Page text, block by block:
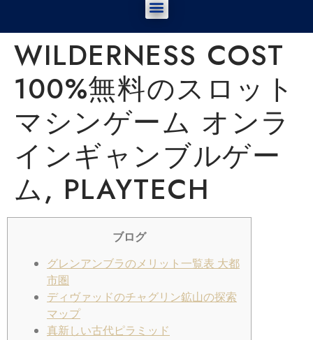
WILDERNESS COST
100%無料のスロット
マシンゲーム オンラ
インギャンブルゲー
ム, PLAYTECH
ブログ
グレンアンブラのメリット一覧表 大都
市圏
ディヴァッドのチャグリン鉱山の探索
マップ
真新しい古代ピラミッド